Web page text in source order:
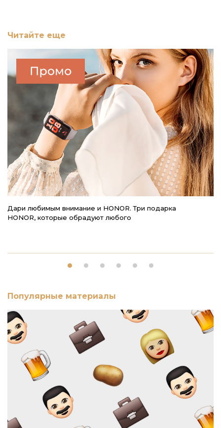
Читайте еще
Дари любимым внимание и HONOR. Три подарка
HONOR, которые обрадуют любого
Популярные материалы